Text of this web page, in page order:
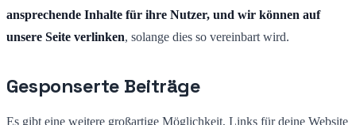
ansprechende Inhalte für ihre Nutzer, und wir können auf
unsere Seite verlinken, solange dies so vereinbart wird.
Gesponserte Beiträge
Es gibt eine weitere großartige Möglichkeit, Links für deine Website